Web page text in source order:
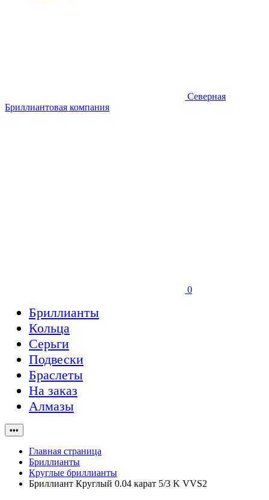
Северная
Бриллиантовая компания
0
Бриллианты
Кольца
Серьги
Подвески
Браслеты
На заказ
Алмазы
•••
Главная страница
Бриллианты
Круглые бриллианты
Бриллиант Круглый 0.04 карат 5/3 K VVS2